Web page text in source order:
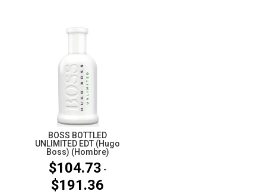
BOSS BOTTLED
UNLIMITED EDT (Hugo
Boss) (Hombre)
$104.73 -
$191.36